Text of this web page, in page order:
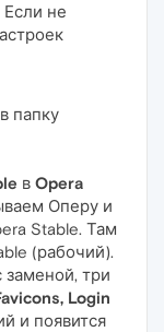
Если не
папку
в Opera
Оперу и
Stable. Там
(рабочий).
заменой, три
Login
и появится